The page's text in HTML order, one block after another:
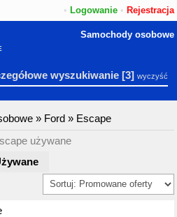
• Logowanie• Rejestracja
Samochody osobowe
wyszukiwanie[3] wyczyść
» Ford » Escape
używane